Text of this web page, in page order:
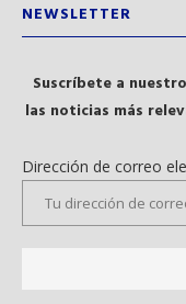
NEWSLETTER
Suscríbete a
las noticias más
Dirección de correo